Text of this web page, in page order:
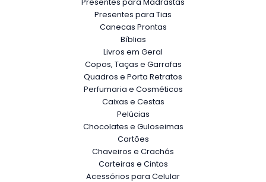
Presentes para Madrastas
Presentes para Tias
Canecas Prontas
Bíblias
Livros em Geral
Copos, Taças e Garrafas
Quadros e Porta Retratos
Perfumaria e Cosméticos
Caixas e Cestas
Pelúcias
Chocolates e Guloseimas
Cartões
Chaveiros e Crachás
Carteiras e Cintos
Acessórios para Celular